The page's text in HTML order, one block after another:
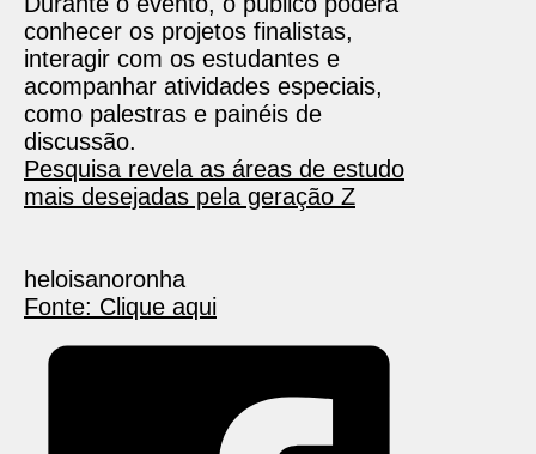
conhecer os projetos finalistas,
interagir com os estudantes e
acompanhar atividades especiais,
como palestras e painéis de
discussão.
Pesquisa revela as áreas de estudo
mais desejadas pela geração Z
heloisanoronha
Fonte: Clique aqui